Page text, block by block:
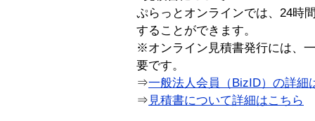
ぷらっとオンラインでは、24時
することができます。
※オンライン見積書発行には、
要です。
⇒一般法人会員（BizID）の詳細
⇒ 見積書について詳細はこちら